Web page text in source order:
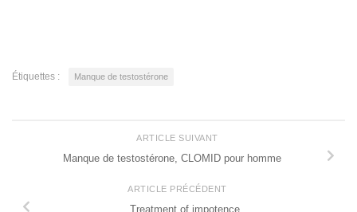
Étiquettes : Manque de testostérone
ARTICLE SUIVANT
Manque de testostérone, CLOMID pour homme
ARTICLE PRÉCÉDENT
Treatment of impotence